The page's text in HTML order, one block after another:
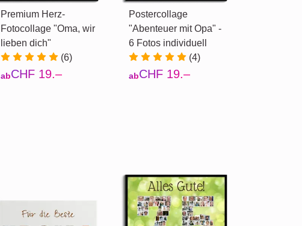
Premium Herz-
Fotocollage "Oma, wir
lieben dich"
(6)
abCHF 19.–
Postercollage
"Abenteuer mit Opa" -
6 Fotos individuell
(4)
abCHF 19.–